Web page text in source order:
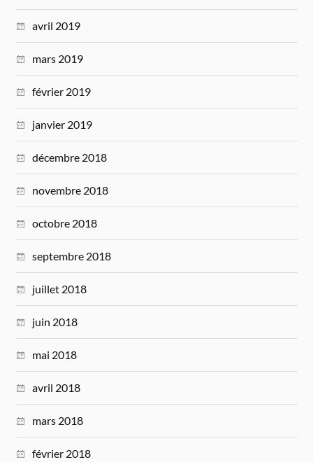
avril 2019
mars 2019
février 2019
janvier 2019
décembre 2018
novembre 2018
octobre 2018
septembre 2018
juillet 2018
juin 2018
mai 2018
avril 2018
mars 2018
février 2018